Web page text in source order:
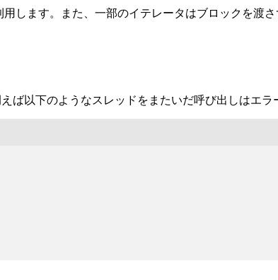
します。また、一部のイテレータはブロックを渡
以下のようなスレッドをまたいだ呼び出しはエラ